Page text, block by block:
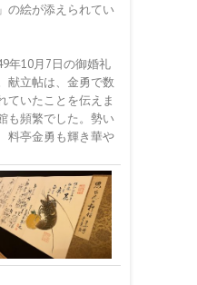
の絵が添えられてい
年10月7日の御婚礼
献立帖は、金勇で数
ていたことを伝えま
も頻繁でした。勢い
料亭金勇も輝き華や